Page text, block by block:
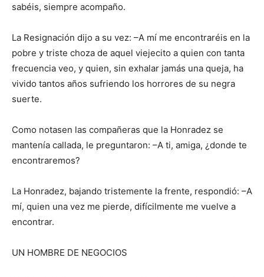
sabéis, siempre acompaño.
La Resignación dijo a su vez: –A mí me encontraréis en la
pobre y triste choza de aquel viejecito a quien con tanta
frecuencia veo, y quien, sin exhalar jamás una queja, ha
vivido tantos años sufriendo los horrores de su negra
suerte.
Como notasen las compañeras que la Honradez se
mantenía callada, le preguntaron: –A ti, amiga, ¿donde te
encontraremos?
La Honradez, bajando tristemente la frente, respondió: –A
mí, quien una vez me pierde, difícilmente me vuelve a
encontrar.
UN HOMBRE DE NEGOCIOS